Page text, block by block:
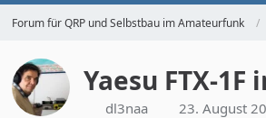
Forum für QRP und Selbstbau im Amateurfunk
Yaesu FTX-
dl3naa 23. August